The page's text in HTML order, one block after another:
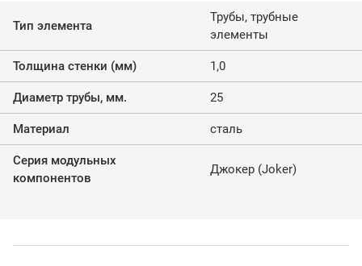
Тип элемента
Трубы, трубные
элементы
Толщина стенки (мм) 1,0
Диаметр трубы, мм. 25
Материал сталь
Серия модульных
компонентов
Джокер (Joker)